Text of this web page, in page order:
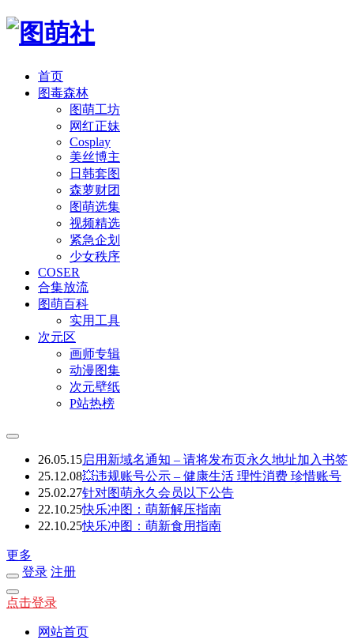
首页
图毒森林
图萌工坊
网红正妹
Cosplay
美丝博主
日韩套图
森萝财团
图萌选集
视频精选
紧急企划
少女秩序
COSER
合集放流
图萌百科
实用工具
次元区
画师专辑
动漫图集
次元壁纸
P站热榜
26.05.15启用新域名通知 – 请将发布页永久地址加入书签
25.12.08💥违规账号公示 – 健康生活 理性消费 珍惜账号
25.02.27针对图萌永久会员以下公告
22.10.25快乐冲图：萌新解压指南
22.10.25快乐冲图：萌新食用指南
更多
登录 注册
点击登录
网站首页